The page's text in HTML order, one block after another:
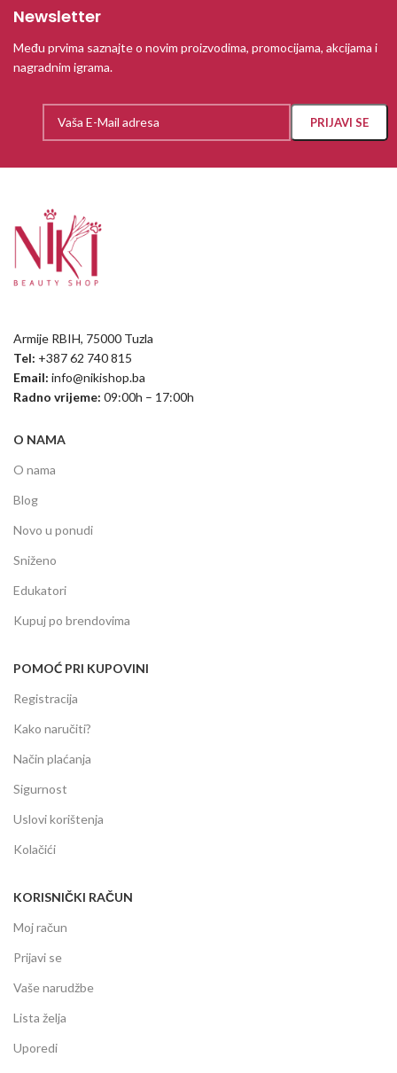
Newsletter
Među prvima saznajte o novim proizvodima, promocijama, akcijama i
nagradnim igrama.
Armije RBIH, 75000 Tuzla
Tel: +387 62 740 815
Email: info@nikishop.ba
Radno vrijeme: 09:00h – 17:00h
O NAMA
O nama
Blog
Novo u ponudi
Sniženo
Edukatori
Kupuj po brendovima
POMOĆ PRI KUPOVINI
Registracija
Kako naručiti?
Način plaćanja
Sigurnost
Uslovi korištenja
Kolačići
KORISNIČKI RAČUN
Moj račun
Prijavi se
Vaše narudžbe
Lista želja
Uporedi